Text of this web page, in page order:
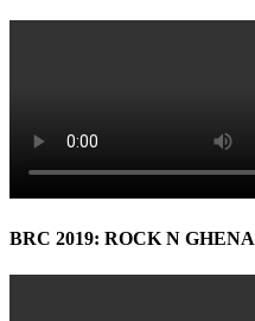
BRC 2019: ROCK N GHENA